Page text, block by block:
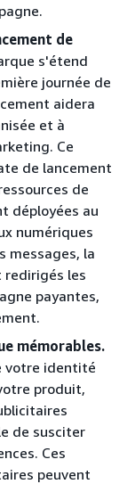
de
s'étend
journée de
aidera
et à
Ce
de lancement
de
déployées au
numériques
messages, la
redirigés les
payantes,
mémorables.
votre identité
produit,
de susciter
Ces
peuvent